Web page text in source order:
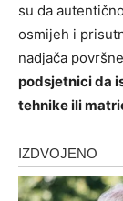
su da
osmijeh i
nadjača
podsjetnici da
tehnike ili